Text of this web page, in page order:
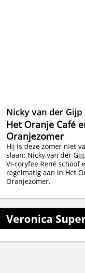
Nicky van der Gijp
Het Oranje Café
Oranjezomer
Hij is deze zomer niet
slaan: Nicky van der
VI-coryfee René schoof
regelmatig aan in Het
Oranjezomer.
Veronica